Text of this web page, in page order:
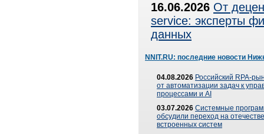
16.06.2026 От
service: эксперты
данных
NNIT.RU: последние новости
04.08.2026 Российский RPA-
от автоматизации задач к
процессами и AI
03.07.2026 Системные
обсудили переход на
встроенных систем